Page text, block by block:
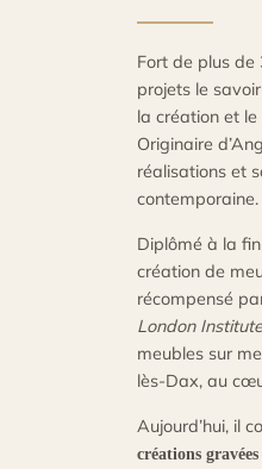
Fort de plus de
projets le
la création et
Originaire
réalisations et
contemporaine.
Diplômé à la
création de
récompensé
London
meubles sur
lès-Dax, au
Aujourd’hui, il
créations gravées